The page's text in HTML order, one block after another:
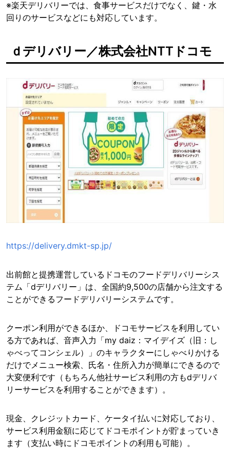
※楽天デリバリーでは、食事サービスだけでなく、鍵・水
回りのサービスなどにも対応しています。
ｄデリバリー／株式会社NTTドコモ
https://delivery.dmkt-sp.jp/
出前館と提携運営しているドコモのフードデリバリーシス
テム「dデリバリー」は、全国約9,500の店舗から注文する
ことができるフードデリバリーシステムです。
クーポン利用ができるほか、ドコモサービスを利用してい
る方であれば、音声入力「my daiz：マイデイズ（旧：し
ゃべってコンシェル）」のキャラクターにしゃべりかける
だけでメニュー検索、氏名・住所入力が簡単にできるので
大変便利です（もちろん他社サービス利用の方もdデリバ
リーサービスを利用することができます）。
現金、クレジットカード、ケータイ払いに対応しており、
サービス利用金額に応じてドコモポイントが貯まっていき
ます（支払い時にドコモポイントの利用も可能）。